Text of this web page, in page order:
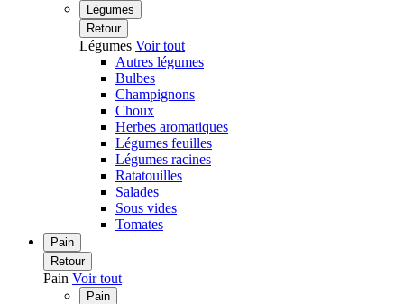
Légumes
Retour
Légumes Voir tout
Autres légumes
Bulbes
Champignons
Choux
Herbes aromatiques
Légumes feuilles
Légumes racines
Ratatouilles
Salades
Sous vides
Tomates
Pain
Retour
Pain Voir tout
Pain